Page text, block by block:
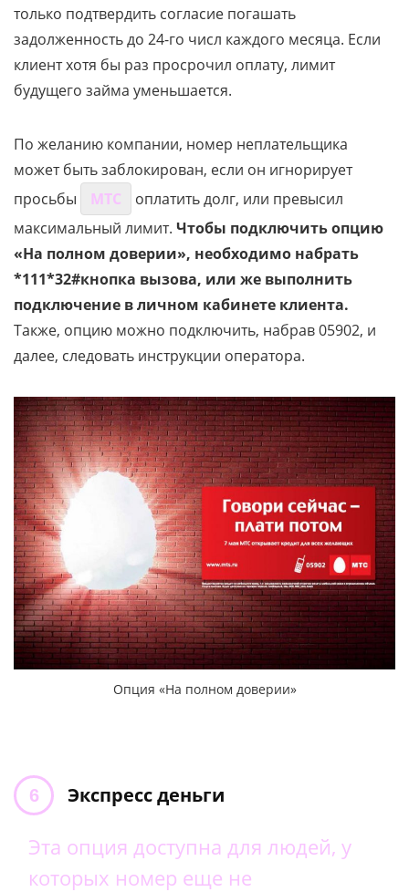
только подтвердить согласие погашать
задолженность до 24-го числ каждого месяца. Если
клиент хотя бы раз просрочил оплату, лимит
будущего займа уменьшается.
По желанию компании, номер неплательщика
может быть заблокирован, если он игнорирует
просьбы
МТС
оплатить долг, или превысил
максимальный лимит. Чтобы подключить опцию
«На полном доверии», необходимо набрать
*111*32#кнопка вызова, или же выполнить
подключение в личном кабинете клиента.
Также, опцию можно подключить, набрав 05902, и
далее, следовать инструкции оператора.
Опция «На полном доверии»
Экспресс деньги
Эта опция доступна для людей, у
которых номер еще не